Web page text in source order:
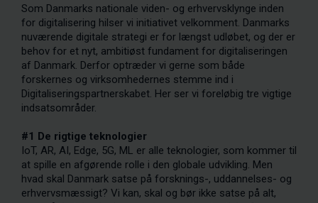
Som Danmarks nationale viden- og erhvervsklynge inden
for digitalisering hilser vi initiativet velkomment. Danmarks
nuværende digitale strategi er for længst udløbet, og der er
behov for et nyt, ambitiøst fundament for digitaliseringen
af Danmark. Derfor optræder vi gerne som både
forskernes og virksomhedernes stemme ind i
Digitaliseringspartnerskabet. Her ser vi foreløbig tre vigtige
indsatsområder.
#1 De rigtige teknologier
IoT, AR, AI, Edge, 5G, ML er alle teknologier, som kommer til
at spille en afgørende rolle i den globale udvikling. Men
hvad skal Danmark satse på forsknings-, uddannelses- og
erhvervsmæssigt? Vi kan, skal og bør ikke satse på alt,